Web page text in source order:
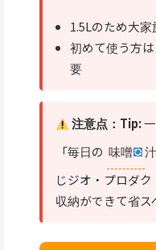
1.5Lのため大
初めて使う方
要
注意点：Tip:
「毎日の 味噌
じジオ・プロダ
収納ができて省ス